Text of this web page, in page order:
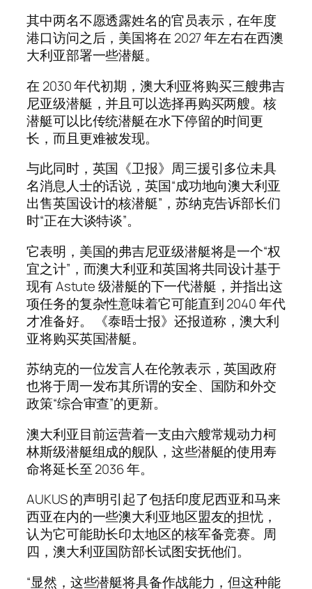
其中两名不愿透露姓名的官员表示，在年度
港口访问之后，美国将在 2027 年左右在西澳
大利亚部署一些潜艇。
在 2030 年代初期，澳大利亚将购买三艘弗吉
尼亚级潜艇，并且可以选择再购买两艘。核
潜艇可以比传统潜艇在水下停留的时间更
长，而且更难被发现。
与此同时，英国《卫报》周三援引多位未具
名消息人士的话说，英国“成功地向澳大利亚
出售英国设计的核潜艇”，苏纳克告诉部长们
时“正在大谈特谈”。
它表明，美国的弗吉尼亚级潜艇将是​​一个“权
宜之计”，而澳大利亚和英国将共同设计基于
现有 Astute 级潜艇的下一代潜艇，并指出这
项任务的复杂性意味着它可能直到 2040 年代
才准备好。 《泰晤士报》还报道称，澳大利
亚将购买英国潜艇。
苏纳克的一位发言人在伦敦表示，英国政府
也将于周一发布其所谓的安全、国防和外交
政策“综合审查”的更新。
澳大利亚目前运营着一支由六艘常规动力柯
林斯级潜艇组成的舰队，这些潜艇的使用寿
命将延长至 2036 年。
AUKUS 的声明引起了包括印度尼西亚和马来
西亚在内的一些澳大利亚地区盟友的担忧，
认为它可能助长印太地区的核军备竞赛。周
四，澳大利亚国防部长试图安抚他们。
“显然，这些潜艇将具备作战能力，但这种能